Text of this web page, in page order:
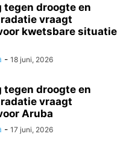
tegen droogte en
vraagt
kwetsbare situatie
- 18 juni, 2026
tegen droogte en
vraagt
Aruba
- 17 juni, 2026